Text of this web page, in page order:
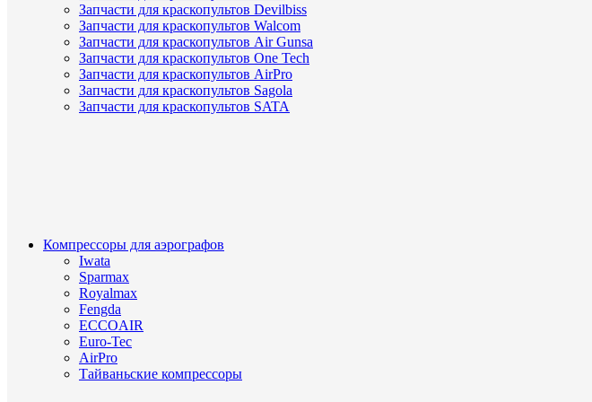
Запчасти для краскопультов Devilbiss
Запчасти для краскопультов Walcom
Запчасти для краскопультов Air Gunsa
Запчасти для краскопультов One Tech
Запчасти для краскопультов AirPro
Запчасти для краскопультов Sagola
Запчасти для краскопультов SATA
Компрессоры для аэрографов
Iwata
Sparmax
Royalmax
Fengda
ECCOAIR
Euro-Tec
AirPro
Тайваньские компрессоры